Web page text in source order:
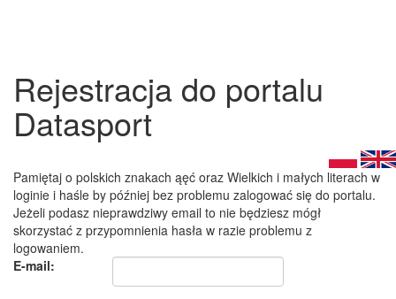
Rejestracja do portalu
Datasport
Pamiętaj o polskich znakach ąęć oraz Wielkich i małych literach w
loginie i haśle by później bez problemu zalogować się do portalu.
Jeżeli podasz nieprawdziwy email to nie będziesz mógł
skorzystać z przypomnienia hasła w razie problemu z
logowaniem.
E-mail: